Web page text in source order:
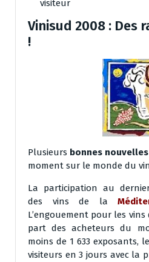
visiteur
Vinisud 2008 : Des
!
Plusieurs bonnes nouvelles
moment sur le monde du
La participation au
des vins de la
L’engouement pour les
part des acheteurs du
moins de 1 633 exposants,
visiteurs en 3 jours avec la